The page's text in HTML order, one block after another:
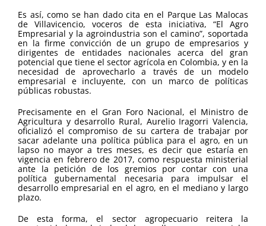
Es así, como se han dado cita en el Parque Las Malocas
de Villavicencio, voceros de esta iniciativa, “El Agro
Empresarial y la agroindustria son el camino”, soportada
en la firme convicción de un grupo de empresarios y
dirigentes de entidades nacionales acerca del gran
potencial que tiene el sector agrícola en Colombia, y en la
necesidad de aprovecharlo a través de un modelo
empresarial e incluyente, con un marco de políticas
públicas robustas.
Precisamente en el Gran Foro Nacional, el Ministro de
Agricultura y desarrollo Rural, Aurelio Iragorri Valencia,
oficializó el compromiso de su cartera de trabajar por
sacar adelante una política pública para el agro, en un
lapso no mayor a tres meses, es decir que estaría en
vigencia en febrero de 2017, como respuesta ministerial
ante la petición de los gremios por contar con una
política gubernamental necesaria para impulsar el
desarrollo empresarial en el agro, en el mediano y largo
plazo.
De esta forma, el sector agropecuario reitera la